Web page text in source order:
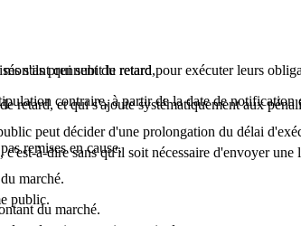
qui subit le retard,
retard, et qui s'ajoute systématiquement aux
à-dire sans qu'il soit nécessaire d'envoyer
public.
s'ils prennent du retard pour exécuter leurs
contraire, à partir de la date denotification
peut décider d'une prolongation du délai
remises en cause.
marché.
du marché.